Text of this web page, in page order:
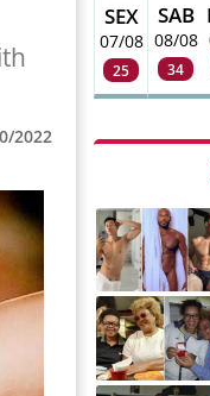
2022
SEX
07/08
25
SAB
08/08
34